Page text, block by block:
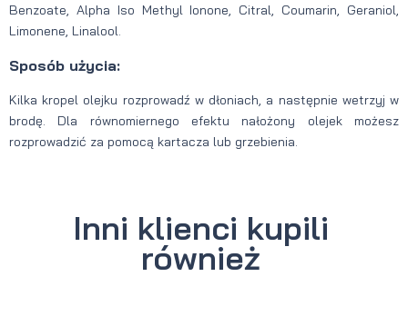
Benzoate, Alpha Iso Methyl Ionone, Citral, Coumarin, Geraniol,
Limonene, Linalool.
Sposób użycia:
Kilka kropel olejku rozprowadź w dłoniach, a następnie wetrzyj w
brodę. Dla równomiernego efektu nałożony olejek możesz
rozprowadzić za pomocą kartacza lub grzebienia.
Inni klienci kupili
również